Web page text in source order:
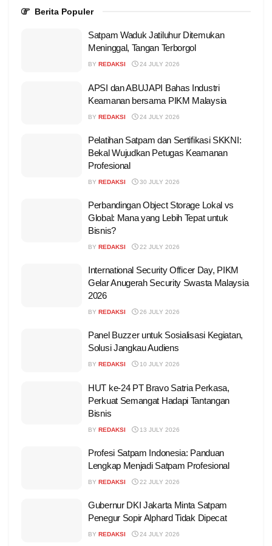
Berita Populer
Satpam Waduk Jatiluhur Ditemukan
Meninggal, Tangan Terborgol
BY REDAKSI 24 JULY 2026
APSI dan ABUJAPI Bahas Industri
Keamanan bersama PIKM Malaysia
BY REDAKSI 24 JULY 2026
Pelatihan Satpam dan Sertifikasi SKKNI:
Bekal Wujudkan Petugas Keamanan
Profesional
BY REDAKSI 30 JULY 2026
Perbandingan Object Storage Lokal vs
Global: Mana yang Lebih Tepat untuk
Bisnis?
BY REDAKSI 22 JULY 2026
International Security Officer Day, PIKM
Gelar Anugerah Security Swasta Malaysia
2026
BY REDAKSI 26 JULY 2026
Panel Buzzer untuk Sosialisasi Kegiatan,
Solusi Jangkau Audiens
BY REDAKSI 10 JULY 2026
HUT ke-24 PT Bravo Satria Perkasa,
Perkuat Semangat Hadapi Tantangan
Bisnis
BY REDAKSI 13 JULY 2026
Profesi Satpam Indonesia: Panduan
Lengkap Menjadi Satpam Profesional
BY REDAKSI 22 JULY 2026
Gubernur DKI Jakarta Minta Satpam
Penegur Sopir Alphard Tidak Dipecat
BY REDAKSI 24 JULY 2026